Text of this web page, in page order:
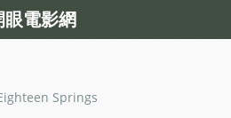
Springs
眼電影網